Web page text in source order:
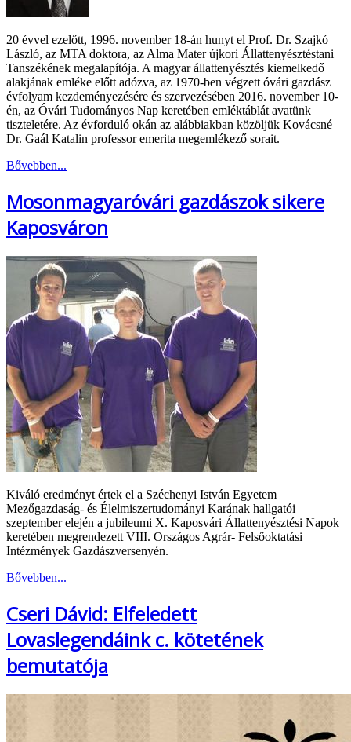
20 évvel ezelőtt, 1996. november 18-án hunyt el Prof. Dr. Szajkó
László, az MTA doktora, az Alma Mater újkori Állattenyésztéstani
Tanszékének megalapítója. A magyar állattenyésztés kiemelkedő
alakjának emléke előtt adózva, az 1970-ben végzett óvári gazdász
évfolyam kezdeményezésére és szervezésében 2016. november 10-
én, az Óvári Tudományos Nap keretében emléktáblát avatünk
tiszteletére. Az évforduló okán az alábbiakban közöljük Kovácsné
Dr. Gaál Katalin professor emerita megemlékező sorait.
Bővebben...
Mosonmagyaróvári gazdászok sikere
Kaposváron
Kiváló eredményt értek el a Széchenyi István Egyetem
Mezőgazdaság- és Élelmiszertudományi Karának hallgatói
szeptember elején a jubileumi X. Kaposvári Állattenyésztési Napok
keretében megrendezett VIII. Országos Agrár- Felsőoktatási
Intézmények Gazdászversenyén.
Bővebben...
Cseri Dávid: Elfeledett
Lovaslegendáink c. kötetének
bemutatója